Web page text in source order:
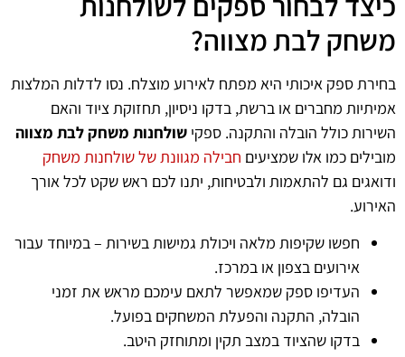
משחק לבת מצווה?
בחירת ספק איכותי היא מפתח לאירוע מוצלח. נסו לדלות המלצות
אמיתיות מחברים או ברשת, בדקו ניסיון, תחזוקת ציוד והאם
השירות כולל הובלה והתקנה. ספקי שולחנות משחק לבת מצווה
מובילים כמו אלו שמציעים חבילה מגוונת של שולחנות משחק
ודואגים גם להתאמות ולבטיחות, יתנו לכם ראש שקט לכל אורך
האירוע.
חפשו שקיפות מלאה ויכולת גמישות בשירות – במיוחד עבור
אירועים בצפון או במרכז.
העדיפו ספק שמאפשר לתאם עימכם מראש את זמני
הובלה, התקנה והפעלת המשחקים בפועל.
בדקו שהציוד במצב תקין ומתוחזק היטב.